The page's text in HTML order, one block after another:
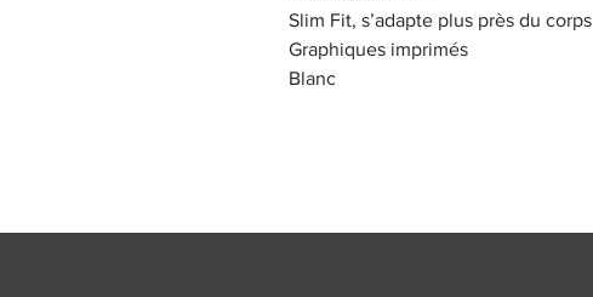
Slim Fit, s’adapte plus près du corps
Graphiques imprimés
Blanc